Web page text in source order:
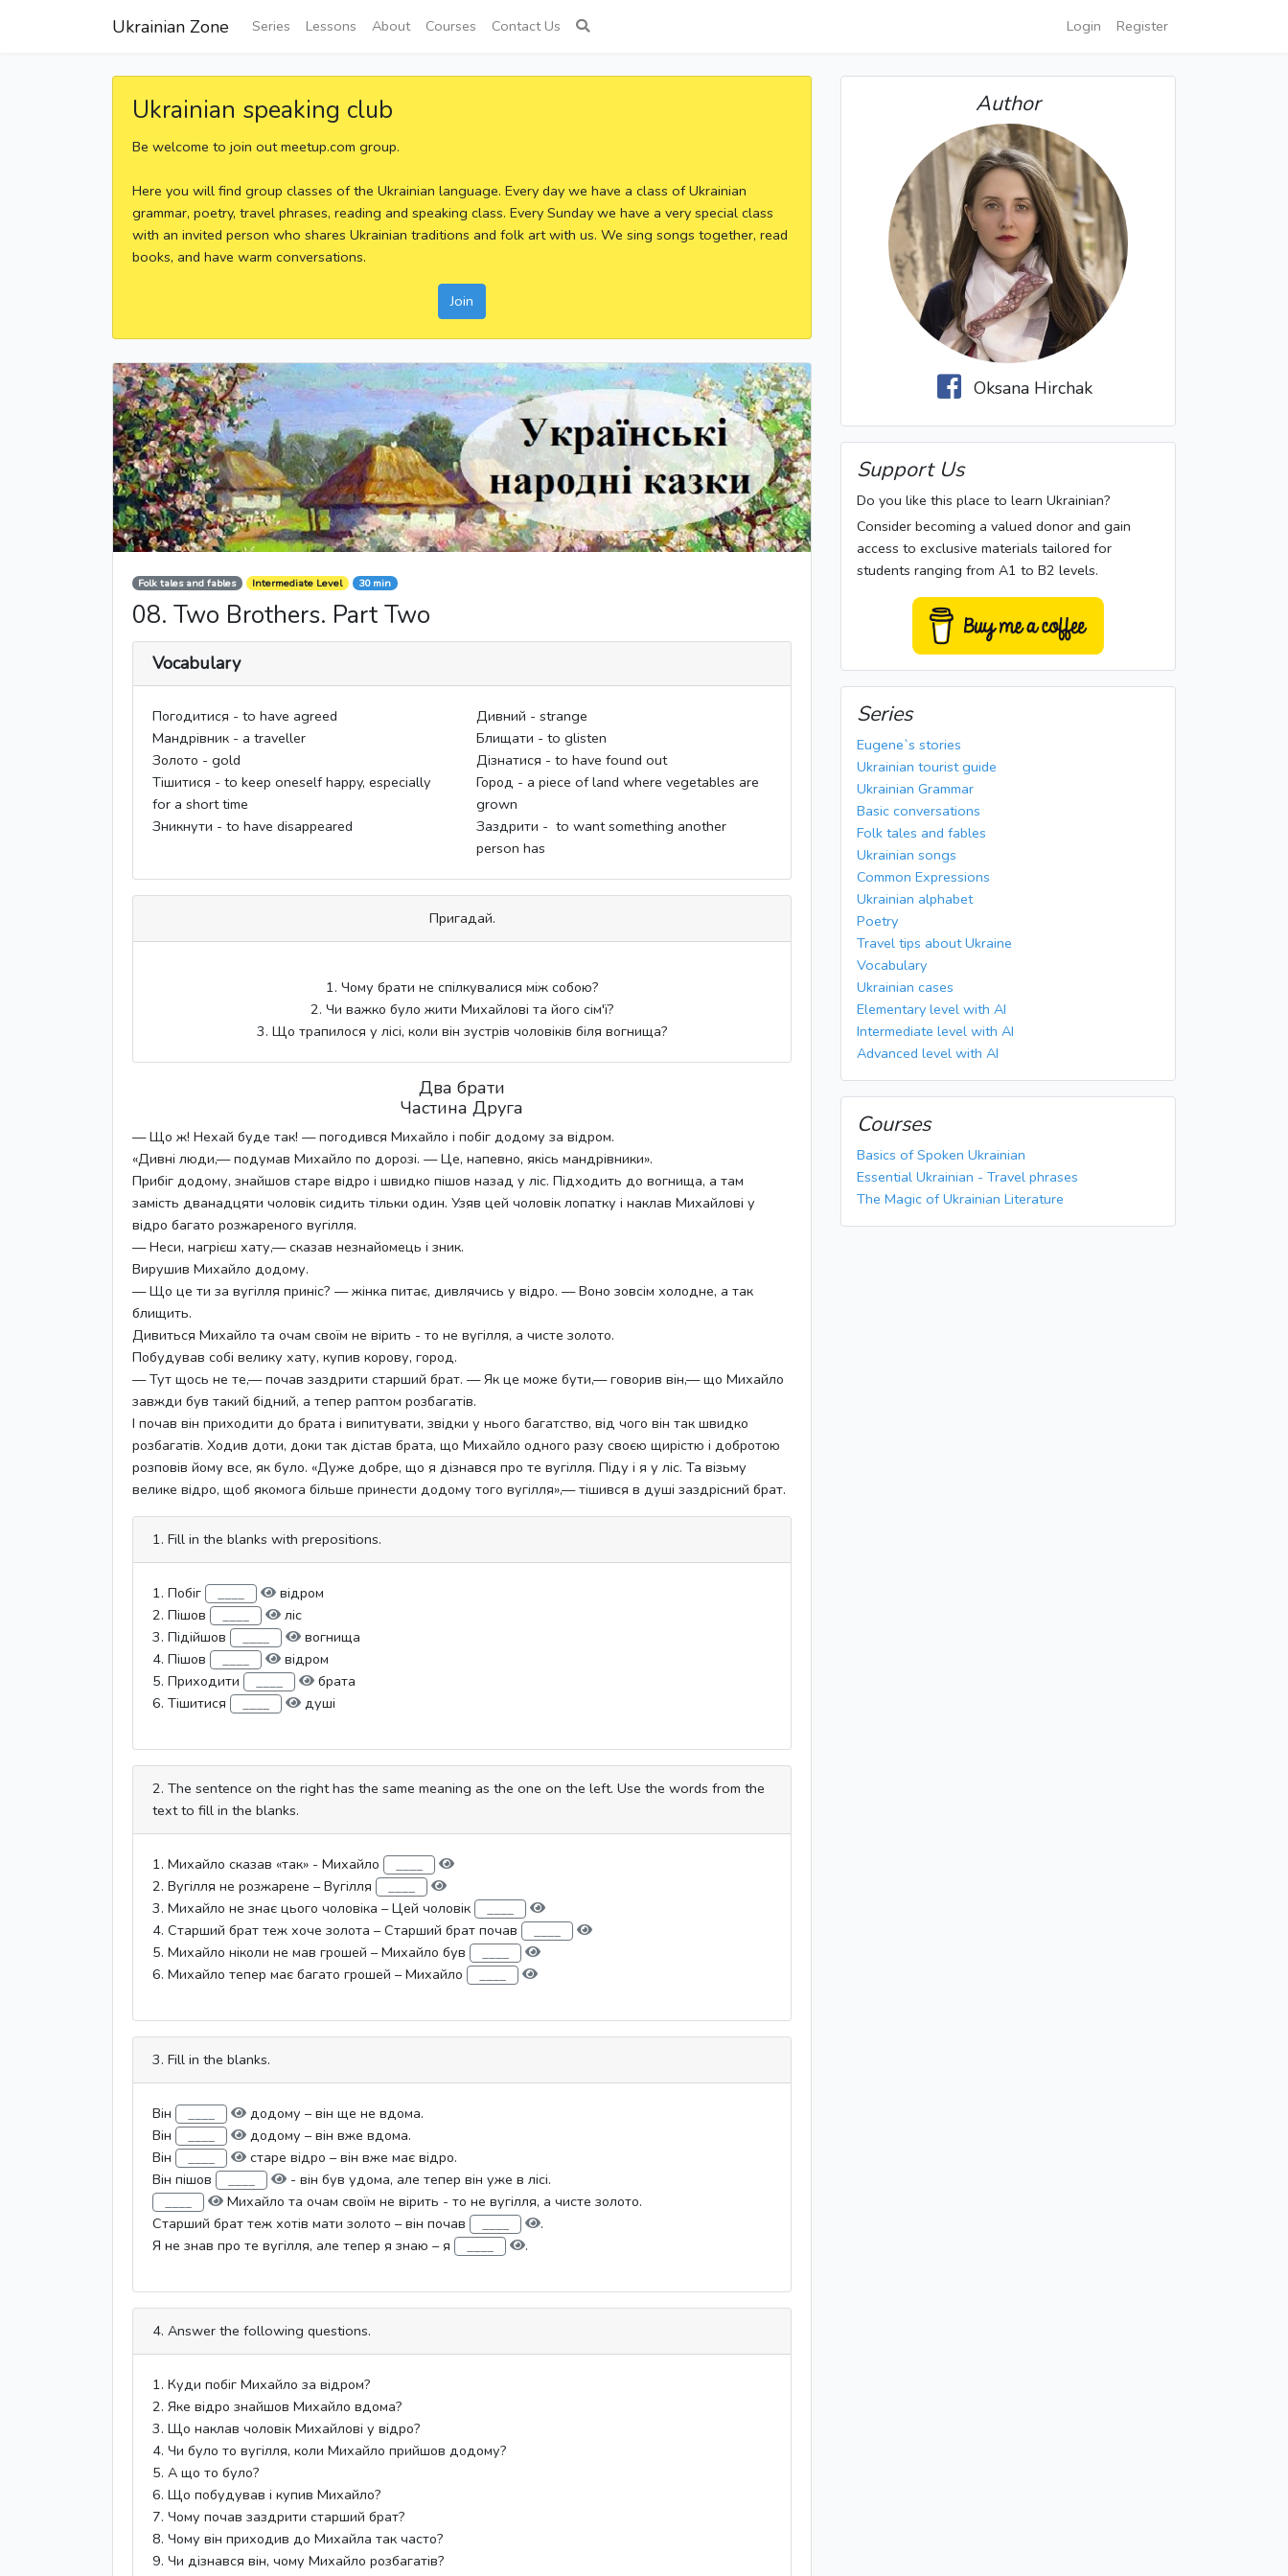
Ukrainian Zone Series Lessons About Courses Contact Us Login Register
Ukrainian speaking club
Be welcome to join out meetup.com group.
Here you will find group classes of the Ukrainian language. Every day we have a class of Ukrainian
grammar, poetry, travel phrases, reading and speaking class. Every Sunday we have a very special class
with an invited person who shares Ukrainian traditions and folk art with us. We sing songs together, read
books, and have warm conversations.
Join
Folk tales and fables Intermediate Level 30 min
08. Two Brothers. Part Two
Vocabulary
Погодитися - to have agreed
Дивний - strange
Мандрівник - a traveller
Блищати - to glisten
Золото - gold
Дізнатися - to have found out
Тішитися - to keep oneself happy, especially
for a short time
Город - a piece of land where vegetables are
grown
Зникнути - to have disappeared
Заздрити - ​ to want something another
person has
Пригадай.
1. Чому брати не спілкувалися між собою?
2. Чи важко було жити Михайлові та його сім'ї?
3. Що трапилося у лісі, коли він зустрів чоловіків біля вогнища?
Два брати
Частина Друга
— Що ж! Нехай буде так! — погодився Михайло і побіг додому за відром.
«Дивні люди,— подумав Михайло по дорозі. — Це, напевно, якісь мандрівники».
Прибіг додому, знайшов старе відро і швидко пішов назад у ліс. Підходить до вогнища, а там
замість дванадцяти чоловік сидить тільки один. Узяв цей чоловік лопатку і наклав Михайлові у
відро багато розжареного вугілля.
— Неси, нагрієш хату,— сказав незнайомець і зник.
Вирушив Михайло додому.
— Що це ти за вугілля приніс? — жінка питає, дивлячись у відро. — Воно зовсім холодне, а так
блищить.
Дивиться Михайло та очам своїм не вірить - то не вугілля, а чисте золото.
Побудував собі велику хату, купив корову, город.
— Тут щось не те,— почав заздрити старший брат. — Як це може бути,— говорив він,— що Михайло
завжди був такий бідний, а тепер раптом розбагатів.
І почав він приходити до брата і випитувати, звідки у нього багатство, від чого він так швидко
розбагатів. Ходив доти, доки так дістав брата, що Михайло одного разу своєю щирістю і добротою
розповів йому все, як було. «Дуже добре, що я дізнався про те вугілля. Піду і я у ліс. Та візьму
велике відро, щоб якомога більше принести додому того вугілля»,— тішився в душі заздрісний брат.
1. Fill in the blanks with prepositions.
1. Побіг
відром
2. Пішов
ліс
3. Підійшов
вогнища
4. Пішов
відром
5. Приходити
брата
6. Тішитися
душі
2. The sentence on the right has the same meaning as the one on the left. Use the words from the
text to fill in the blanks.
1. Михайло сказав «так» - Михайло
2. Вугілля не розжарене – Вугілля
3. Михайло не знає цього чоловіка – Цей чоловік
4. Старший брат теж хоче золота – Старший брат почав
5. Михайло ніколи не мав грошей – Михайло був
6. Михайло тепер має багато грошей – Михайло
3. Fill in the blanks.
Він
додому – він ще не вдома.
Він
додому – він вже вдома.
Він
старе відро – він вже має відро.
Він пішов
- він був удома, але тепер він уже в лісі.
Михайло та очам своїм не вірить - то не вугілля, а чисте золото.
Старший брат теж хотів мати золото – він почав
.
Я не знав про те вугілля, але тепер я знаю – я
.
4. Answer the following questions.
1. Куди побіг Михайло за відром?
2. Яке відро знайшов Михайло вдома?
3. Що наклав чоловік Михайлові у відро?
4. Чи було то вугілля, коли Михайло прийшов додому?
5. А що то було?
6. Що побудував і купив Михайло?
7. Чому почав заздрити старший брат?
8. Чому він приходив до Михайла так часто?
9. Чи дізнався він, чому Михайло розбагатів?
Author
Oksana Hirchak
Support Us
Do you like this place to learn Ukrainian?
Consider becoming a valued donor and gain
access to exclusive materials tailored for
students ranging from A1 to B2 levels.
Series
Eugene`s stories
Ukrainian tourist guide
Ukrainian Grammar
Basic conversations
Folk tales and fables
Ukrainian songs
Common Expressions
Ukrainian alphabet
Poetry
Travel tips about Ukraine
Vocabulary
Ukrainian cases
Elementary level with AI
Intermediate level with AI
Advanced level with AI
Courses
Basics of Spoken Ukrainian
Essential Ukrainian - Travel phrases
The Magic of Ukrainian Literature